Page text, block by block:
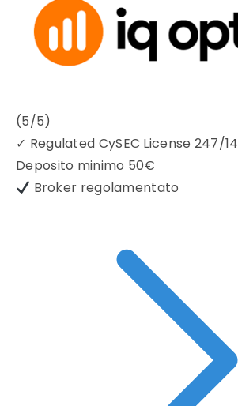
(5/5)
✓ Regulated CySEC License 247/14
Deposito minimo 50€
Broker regolamentato